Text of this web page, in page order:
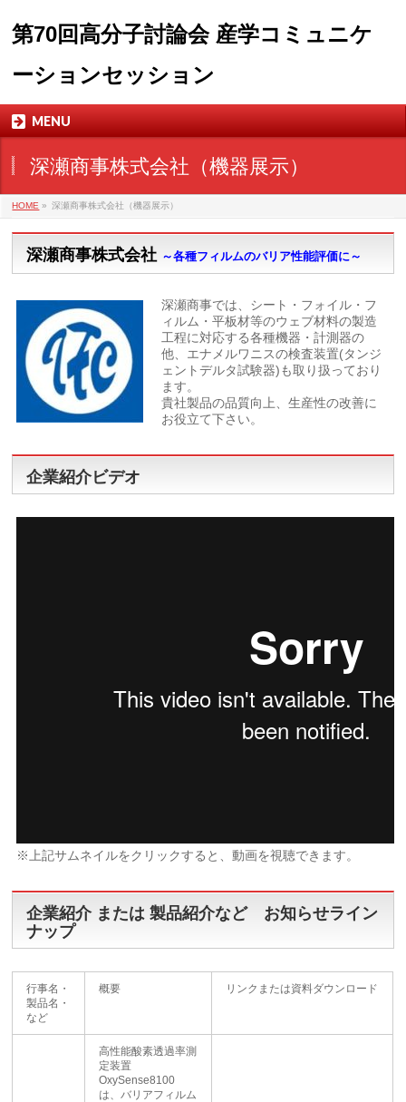
第70回高分子討論会 産学コミュニケ
ーションセッション
MENU
深瀬商事株式会社（機器展示）
HOME » 深瀬商事株式会社（機器展示）
深瀬商事株式会社 ～各種フィルムのバリア性能評価に～
深瀬商事では、シート・フォイル・フ
ィルム・平板材等のウェブ材料の製造
工程に対応する各種機器・計測器の
他、エナメルワニスの検査装置(タンジ
ェントデルタ試験器)も取り扱っており
ます。
貴社製品の品質向上、生産性の改善に
お役立て下さい。
企業紹介ビデオ
※上記サムネイルをクリックすると、動画を視聴できます。
企業紹介 または 製品紹介など お知らせライン
ナップ
行事名・
製品名・
など
概要 リンクまたは資料ダウンロード
高性能酸素透過率測
定装置
OxySense8100
は、バリアフィルム